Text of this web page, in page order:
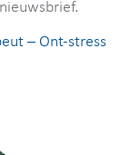
– Ont-stress